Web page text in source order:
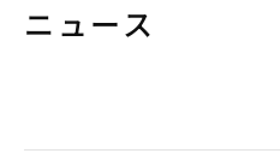
ニュース